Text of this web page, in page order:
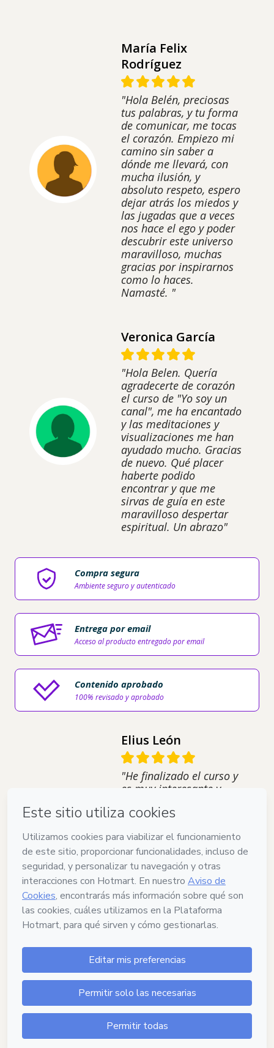
María Felix
Rodríguez
"Hola Belén, preciosas
tus palabras, y tu forma
de comunicar, me tocas
el corazón. Empiezo mi
camino sin saber a
dónde me llevará, con
mucha ilusión, y
absoluto respeto, espero
dejar atrás los miedos y
las jugadas que a veces
nos hace el ego y poder
descubrir este universo
maravilloso, muchas
gracias por inspirarnos
como lo haces.
Namasté. "
Veronica García
"Hola Belen. Quería
agradecerte de corazón
el curso de "Yo soy un
canal", me ha encantado
y las meditaciones y
visualizaciones me han
ayudado mucho. Gracias
de nuevo. Qué placer
haberte podido
encontrar y que me
sirvas de guía en este
maravilloso despertar
espiritual. Un abrazo"
Compra segura
Ambiente seguro y autenticado
Entrega por email
Acceso al producto entregado por email
Contenido aprobado
100% revisado y aprobado
Elius León
"He finalizado el curso y
es muy interesante y
contenido y la guía es
llevarlo a cabo. Quedé
encantada y será parte
de mi ayuda por
siempre, pues lo sigo
utilizando. Muchas
gracias por compartir."
DÍAS
DE GARANTÍA
15